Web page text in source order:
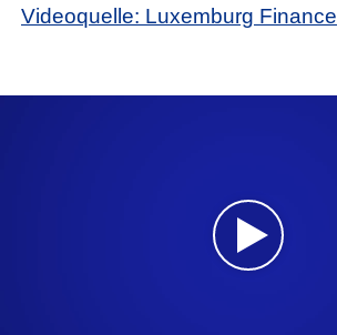
Videoquelle: Luxemburg Finance